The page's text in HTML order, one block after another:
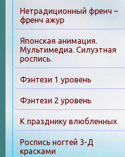
Нетрадиционный френч –
френч ажур
Японская анимация.
Мультимедиа. Силуэтная
роспись.
Фэнтези 1 уровень
Фэнтези 2 уровень
К празднику влюбленных
Роспись ногтей 3-Д
красками